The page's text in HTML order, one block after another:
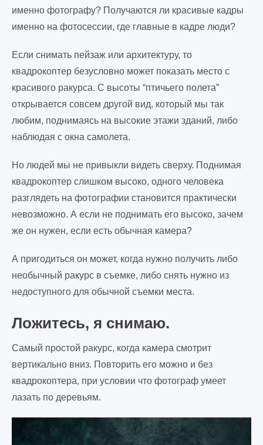
именно фотографу? Получаются ли красивые кадры
именно на фотосессии, где главные в кадре люди?
Если снимать пейзаж или архитектуру, то
квадрокоптер безусловно может показать место с
красивого ракурса. С высоты “птичьего полета”
открывается совсем другой вид, который мы так
любим, поднимаясь на высокие этажи зданий, либо
наблюдая с окна самолета.
Но людей мы не привыкли видеть сверху. Поднимая
квадрокоптер слишком высоко, одного человека
разглядеть на фотографии становится практически
невозможно. А если не поднимать его высоко, зачем
же он нужен, если есть обычная камера?
А пригодиться он может, когда нужно получить либо
необычный ракурс в съемке, либо снять нужно из
недоступного для обычной съемки места.
Ложитесь, я снимаю.
Самый простой ракурс, когда камера смотрит
вертикально вниз. Повторить его можно и без
квадрокоптера, при условии что фотограф умеет
лазать по деревьям.